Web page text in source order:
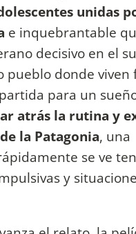
unidas
e inquebrantable
decisivo en el
pueblo donde viven
para un
atrás la rutina y
la Patagonia, una
se ve
y